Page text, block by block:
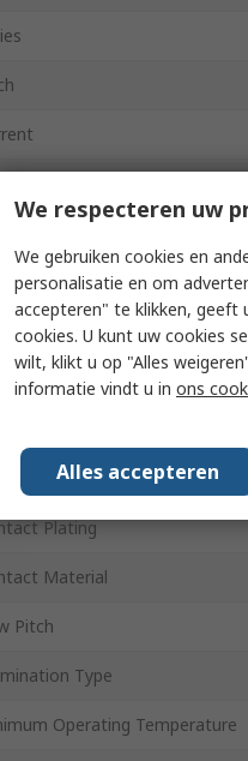
of Contacts
Material
of Rows
Unshrouded
Type
System
Plating
Material
Pitch
Type
Operating Temperature
We respecteren uw
We gebruiken cookies en
personalisatie en om
accepteren" te klikken, geeft
cookies. U kunt uw cookies
wilt, klikt u op "Alles
informatie vindt u in ons
Alles accepteren